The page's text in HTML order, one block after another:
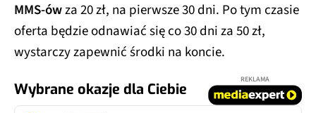
MMS-ówza 20 zł, na pierwsze 30 dni. Po tym czasie
oferta będzie odnawiać się co 30 dni za 50 zł,
wystarczy zapewnić środki na koncie.
Wybrane okazje dla Ciebie
REKLAMA